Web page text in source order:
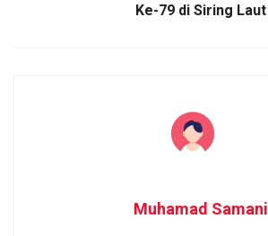
Ke-79 di Siring Laut
Muhamad Samani